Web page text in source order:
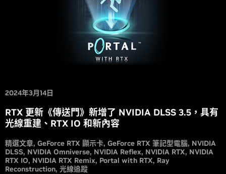
2024年3月14日
RTX 更新《傳送門》新增了 NVIDIA DLSS 3.5，具有
光線重建、RTX IO 和新內容
精選文章 GeForce RTX 顯示卡 GeForce RTX 筆記型電腦 NVIDIA
DLSS NVIDIA Omniverse NVIDIA Reflex NVIDIA RTX NVIDIA
RTX IO NVIDIA RTX Remix Portal with RTX Ray
Reconstruction 光線追蹤